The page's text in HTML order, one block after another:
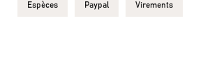
Espèces Paypal Virements